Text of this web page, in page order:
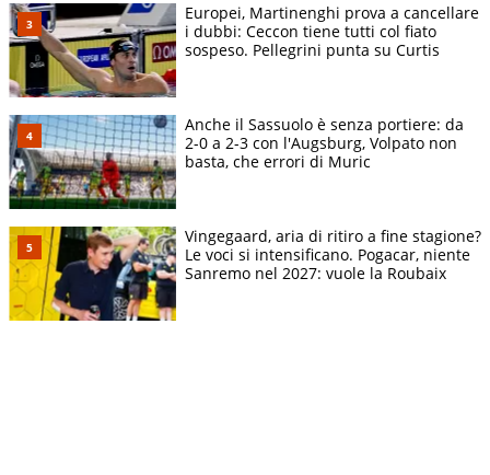
Europei, Martinenghi prova a cancellare
i dubbi: Ceccon tiene tutti col fiato
sospeso. Pellegrini punta su Curtis
Anche il Sassuolo è senza portiere: da
2-0 a 2-3 con l'Augsburg, Volpato non
basta, che errori di Muric
Vingegaard, aria di ritiro a fine stagione?
Le voci si intensificano. Pogacar, niente
Sanremo nel 2027: vuole la Roubaix